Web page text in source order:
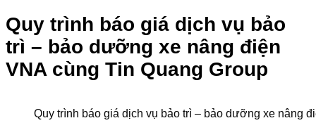
Quy trình báo giá dịch vụ bảo
trì – bảo dưỡng xe nâng điện
VNA cùng Tin Quang Group
Quy trình báo giá dịch vụ bảo trì – bảo dưỡng xe nâng